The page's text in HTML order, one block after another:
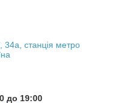
корекції станів
товари, в тому числі
партнерів.
34а, станція метро
до 19:00